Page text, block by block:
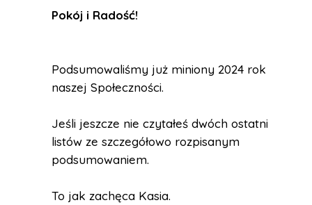
Pokój i Radość!
Podsumowaliśmy już miniony 2024 rok w
naszej Społeczności.
Jeśli jeszcze nie czytałeś dwóch ostatnich
listów ze szczegółowo rozpisanym
podsumowaniem.
To jak zachęca Kasia.